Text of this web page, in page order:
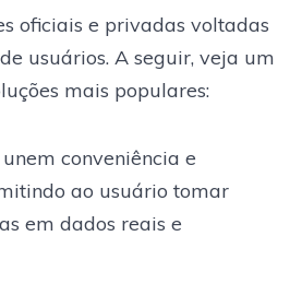
oficiais e privadas voltadas
usuários. A seguir, veja um
mais populares:
conveniência e
ao usuário tomar
em dados reais e